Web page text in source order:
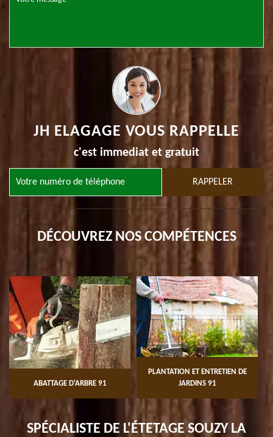
JH ELAGAGE VOUS RAPPELLE
c'est immediat et gratuit
DÉCOUVREZ NOS COMPÉTENCES
ABATTAGE D'ARBRE 91
PLANTATION ET ENTRETIEN DE
JARDINS 91
SPÉCIALISTE DE L'ÉTETAGE SOUZY LA